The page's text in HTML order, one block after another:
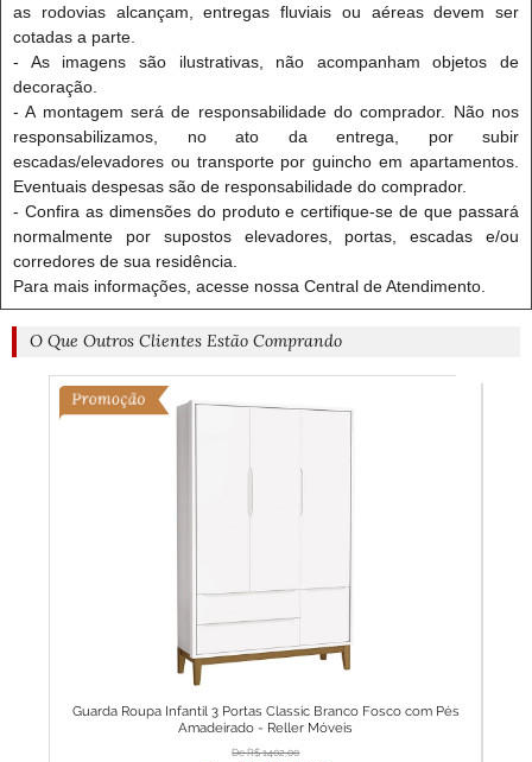
as rodovias alcançam, entregas fluviais ou aéreas devem ser
cotadas a parte.
- As imagens são ilustrativas, não acompanham objetos de
decoração.
- A montagem será de responsabilidade do comprador. Não nos
responsabilizamos, no ato da entrega, por subir
escadas/elevadores ou transporte por guincho em apartamentos.
Eventuais despesas são de responsabilidade do comprador.
- Confira as dimensões do produto e certifique-se de que passará
normalmente por supostos elevadores, portas, escadas e/ou
corredores de sua residência.
Para mais informações, acesse nossa Central de Atendimento.
O Que Outros Clientes Estão Comprando
Guarda Roupa Infantil 3 Portas Classic Branco Fosco com Pés
Amadeirado - Reller Móveis
R$ 1402,00